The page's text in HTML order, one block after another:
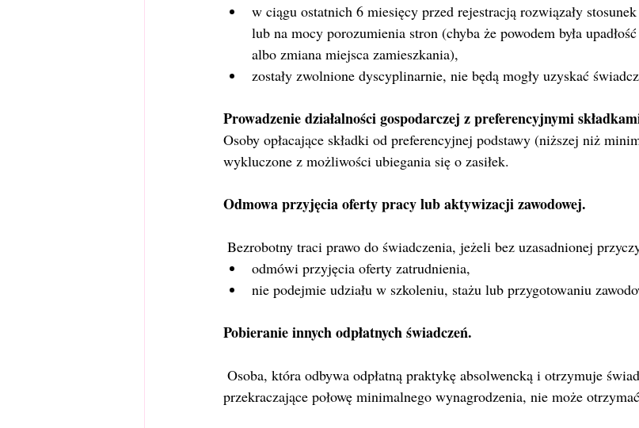
w ciągu ostatnich 6 miesięcy przed rejestracją rozwiązały
lub na mocy porozumienia stron (chyba że powodem była
albo zmiana miejsca zamieszkania),
zostały zwolnione dyscyplinarnie, nie będą mogły uzyskać
Prowadzenie działalności gospodarczej z preferencyjnymi
Osoby opłacające składki od preferencyjnej podstawy (niższej niż
wykluczone z możliwości ubiegania się o zasiłek.
Odmowa przyjęcia oferty pracy lub aktywizacji zawodowej.
Bezrobotny traci prawo do świadczenia, jeżeli bez uzasadnionej
odmówi przyjęcia oferty zatrudnienia,
nie podejmie udziału w szkoleniu, stażu lub przygotowaniu
Pobieranie innych odpłatnych świadczeń.
przekraczające połowę minimalnego wynagrodzenia, nie może